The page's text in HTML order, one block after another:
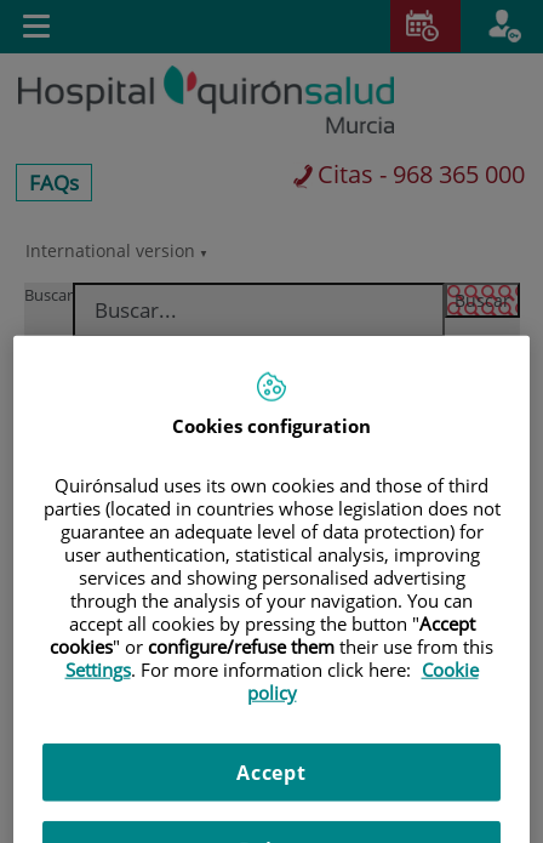
Saltar al contenido
Saltar
contenido
International version
centros-
faq
FAQs Citas - 968 365 000
Buscar
Toggle
navigation
Pacientes y visitantes
Cookies configuration
Quirónsalud uses its own cookies and those of third
parties (located in countries whose legislation does not
guarantee an adequate level of data protection) for
user authentication, statistical analysis, improving
services and showing personalised advertising
through the analysis of your navigation. You can
accept all cookies by pressing the button "Accept
cookies" or configure/refuse them their use from this
Settings. For more information click here: Cookie
policy
Accept